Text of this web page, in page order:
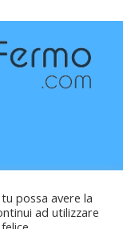
Pesaro (PU) -
giornalistica, aut.
possa avere la
ad utilizzare